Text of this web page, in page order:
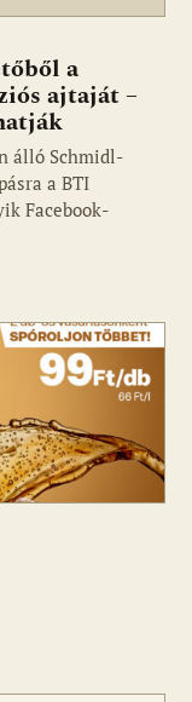
a
ajtaját –
álló Schmidl-
a BTI
Facebook-